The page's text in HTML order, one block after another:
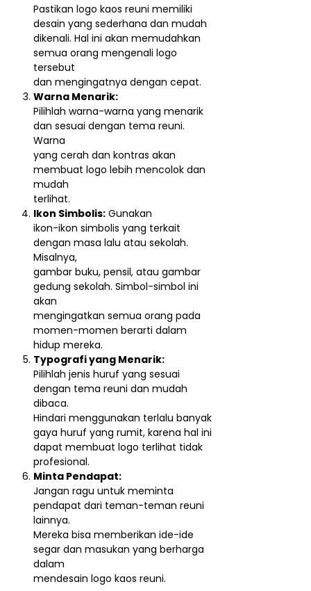
Pastikan logo kaos reuni memiliki
desain yang sederhana dan mudah
dikenali. Hal ini akan memudahkan
semua orang mengenali logo
tersebut
dan mengingatnya dengan cepat.
Warna Menarik:
Pilihlah warna-warna yang menarik
dan sesuai dengan tema reuni.
Warna
yang cerah dan kontras akan
membuat logo lebih mencolok dan
mudah
terlihat.
Ikon Simbolis: Gunakan
ikon-ikon simbolis yang terkait
dengan masa lalu atau sekolah.
Misalnya,
gambar buku, pensil, atau gambar
gedung sekolah. Simbol-simbol ini
akan
mengingatkan semua orang pada
momen-momen berarti dalam
hidup mereka.
Typografi yang Menarik:
Pilihlah jenis huruf yang sesuai
dengan tema reuni dan mudah
dibaca.
Hindari menggunakan terlalu banyak
gaya huruf yang rumit, karena hal ini
dapat membuat logo terlihat tidak
profesional.
Minta Pendapat:
Jangan ragu untuk meminta
pendapat dari teman-teman reuni
lainnya.
Mereka bisa memberikan ide-ide
segar dan masukan yang berharga
dalam
mendesain logo kaos reuni.